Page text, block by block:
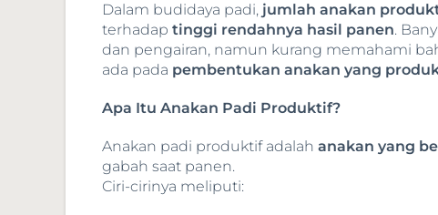
Dalam budidaya padi, jumlah anakan
terhadap tinggi rendahnya hasil panen.
dan pengairan, namun kurang memahami
ada pada pembentukan anakan yang
Apa Itu Anakan Padi Produktif?
Anakan padi produktif adalah anakan yang
gabah saat panen.
Ciri-cirinya meliputi: